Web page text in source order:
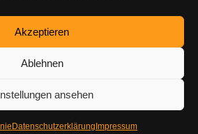
Akzeptieren
Ablehnen
ansehen
Datenschutzerklärung Impressum